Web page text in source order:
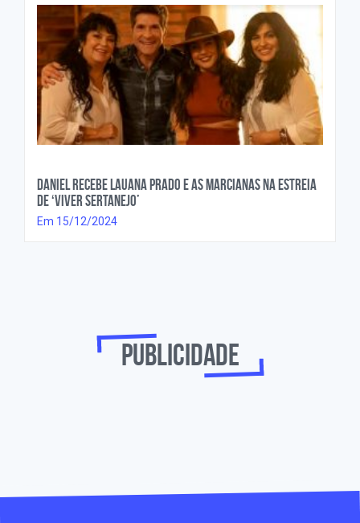
Daniel recebe Lauana Prado e As Marcianas na estreia
de ‘Viver Sertanejo’
Em 15/12/2024
Publicidade